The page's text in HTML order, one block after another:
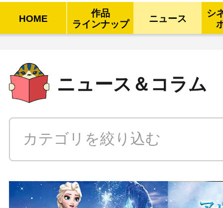
HOME
作品
ラインナップ
ニュース
シ
ニュース＆コラム
カテゴリを絞り込む